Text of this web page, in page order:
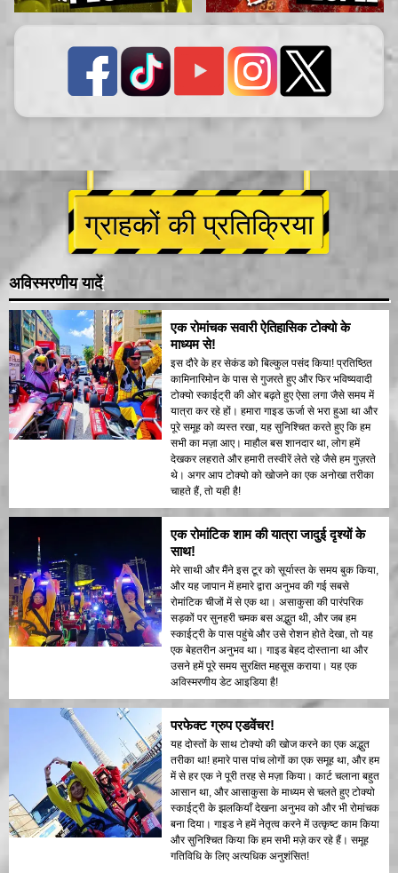
ग्राहकों की प्रतिक्रिया
अविस्मरणीय यादें
एक रोमांचक सवारी ऐतिहासिक टोक्यो के
माध्यम से!
इस दौरे के हर सेकंड को बिल्कुल पसंद किया! प्रतिष्ठित
कामिनारिमोन के पास से गुजरते हुए और फिर भविष्यवादी
टोक्यो स्काईट्री की ओर बढ़ते हुए ऐसा लगा जैसे समय में
यात्रा कर रहे हों। हमारा गाइड ऊर्जा से भरा हुआ था और
पूरे समूह को व्यस्त रखा, यह सुनिश्चित करते हुए कि हम
सभी का मज़ा आए। माहौल बस शानदार था, लोग हमें
देखकर लहराते और हमारी तस्वीरें लेते रहे जैसे हम गुज़रते
थे। अगर आप टोक्यो को खोजने का एक अनोखा तरीका
चाहते हैं, तो यही है!
एक रोमांटिक शाम की यात्रा जादुई दृश्यों के
साथ!
मेरे साथी और मैंने इस टूर को सूर्यास्त के समय बुक किया,
और यह जापान में हमारे द्वारा अनुभव की गई सबसे
रोमांटिक चीजों में से एक था। असाकुसा की पारंपरिक
सड़कों पर सुनहरी चमक बस अद्भुत थी, और जब हम
स्काईट्री के पास पहुंचे और उसे रोशन होते देखा, तो यह
एक बेहतरीन अनुभव था। गाइड बेहद दोस्ताना था और
उसने हमें पूरे समय सुरक्षित महसूस कराया। यह एक
अविस्मरणीय डेट आइडिया है!
परफेक्ट ग्रुप एडवेंचर!
यह दोस्तों के साथ टोक्यो की खोज करने का एक अद्भुत
तरीका था! हमारे पास पांच लोगों का एक समूह था, और हम
में से हर एक ने पूरी तरह से मज़ा किया। कार्ट चलाना बहुत
आसान था, और आसाकुसा के माध्यम से चलते हुए टोक्यो
स्काईट्री के झलकियाँ देखना अनुभव को और भी रोमांचक
बना दिया। गाइड ने हमें नेतृत्व करने में उत्कृष्ट काम किया
और सुनिश्चित किया कि हम सभी मज़े कर रहे हैं। समूह
गतिविधि के लिए अत्यधिक अनुशंसित!